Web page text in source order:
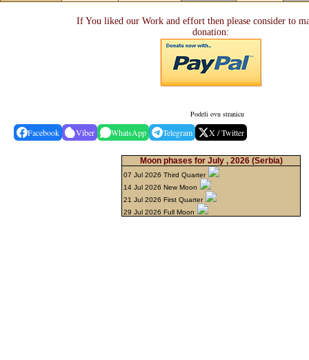
If You liked our Work and effort then please consider to
donation:
Podeli ovu stranicu
Facebook Viber WhatsApp Telegram X / Twitter
Moon phases for July , 2026 (Serbia)
07 Jul 2026 Third Quarter
14 Jul 2026 New Moon
21 Jul 2026 First Quarter
29 Jul 2026 Full Moon